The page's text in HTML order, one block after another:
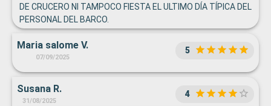
DE CRUCERO NI TAMPOCO FIESTA EL ULTIMO DÍA TÍPICA DEL
PERSONAL DEL BARCO.
Maria salome V.
07/09/2025
5
Susana R.
31/08/2025
4